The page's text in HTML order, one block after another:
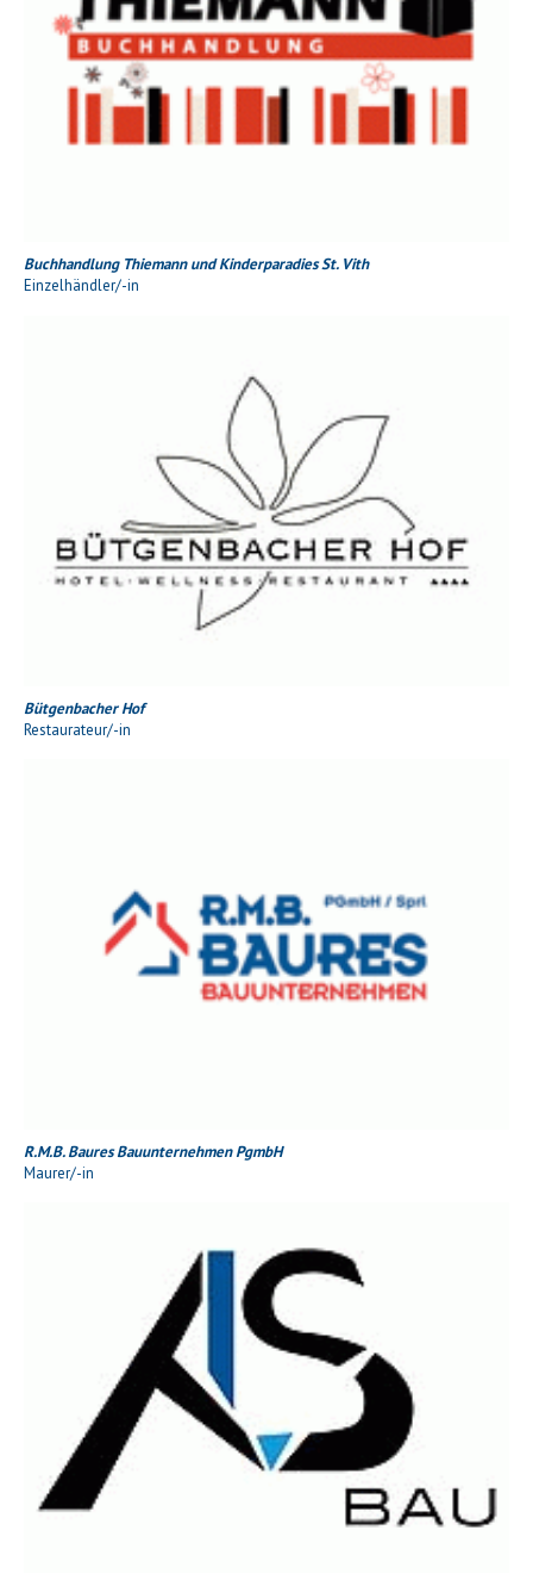
Buchhandlung Thiemann und Kinderparadies St. Vith
Einzelhändler/-in
Bütgenbacher Hof
Restaurateur/-in
R.M.B. Baures Bauunternehmen PgmbH
Maurer/-in